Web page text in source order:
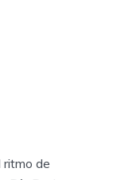
ritmo de